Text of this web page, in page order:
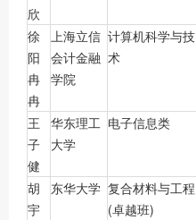
欣
徐
阳
冉
冉
上海立信
会计金融
学院
计算机科学与技
术
王
子
健
华东理工
大学
电子信息类
胡
宇
东华大学 复合材料与工程
(卓越班)